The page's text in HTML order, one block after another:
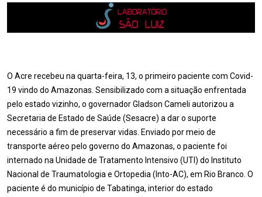
O Acre recebeu na quarta-feira, 13, o primeiro paciente com Covid-
19 vindo do Amazonas. Sensibilizado com a situação enfrentada
pelo estado vizinho, o governador Gladson Cameli autorizou a
Secretaria de Estado de Saúde (Sesacre) a dar o suporte
necessário a fim de preservar vidas. Enviado por meio de
transporte aéreo pelo governo do Amazonas, o paciente foi
internado na Unidade de Tratamento Intensivo (UTI) do Instituto
Nacional de Traumatologia e Ortopedia (Into-AC), em Rio Branco. O
paciente é do município de Tabatinga, interior do estado